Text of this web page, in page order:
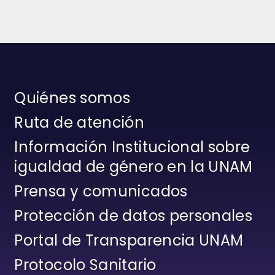
Quiénes somos
Ruta de atención
Información Institucional sobre
igualdad de género en la UNAM
Prensa y comunicados
Protección de datos personales
Portal de Transparencia UNAM
Protocolo Sanitario